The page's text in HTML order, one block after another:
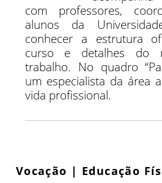
com professores,
alunos da
conhecer a estrutura
curso e detalhes do
trabalho. No quadro
um especialista da área
vida profissional.
Vocação | Educação